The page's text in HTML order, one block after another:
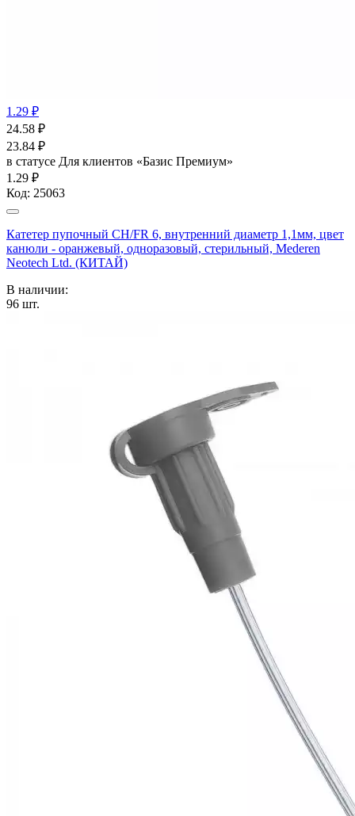
1.29 ₽
24.58 ₽
23.84 ₽
в статусе Для клиентов «Базис Премиум»
1.29 ₽
Код: 25063
Катетер пупочный СН/FR 6, внутренний диаметр 1,1мм, цвет
канюли - оранжевый, одноразовый, стерильный, Mederen
Neotech Ltd. (КИТАЙ)
В наличии:
96 шт.